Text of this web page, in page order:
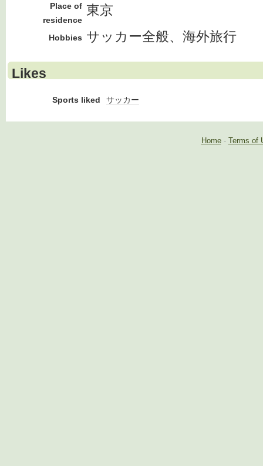
Place of
residence
東京
Hobbies サッカー全般、海外旅行
Likes
Sports liked サッカー
Home- Terms of